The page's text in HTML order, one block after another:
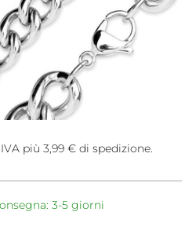
più 3,99 € di spedizione.
3-5 giorni